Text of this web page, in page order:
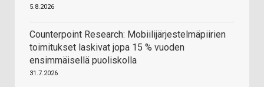
5.8.2026
Counterpoint Research: Mobiilijärjestelmäpiirien
toimitukset laskivat jopa 15 % vuoden
ensimmäisellä puoliskolla
31.7.2026